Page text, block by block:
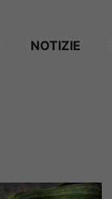
NOTIZIE